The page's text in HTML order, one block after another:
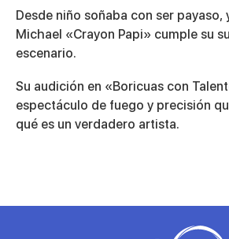
seconds
of
3
47
Desde niño soñaba con ser payaso,
Michael «Crayon Papi» cumple su
escenario.
Su audición en «Boricuas con
espectáculo de fuego y precisión
qué es un verdadero artista.